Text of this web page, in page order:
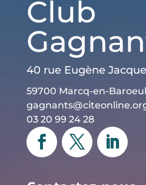
Club
40 rue Eugène
59700 Marcq-en-Baroeul
03 20 99 24 28